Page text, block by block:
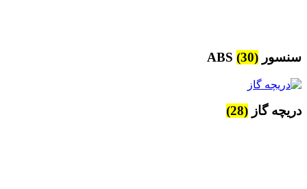
سنسور ABS (30)
دریچه گاز (28)